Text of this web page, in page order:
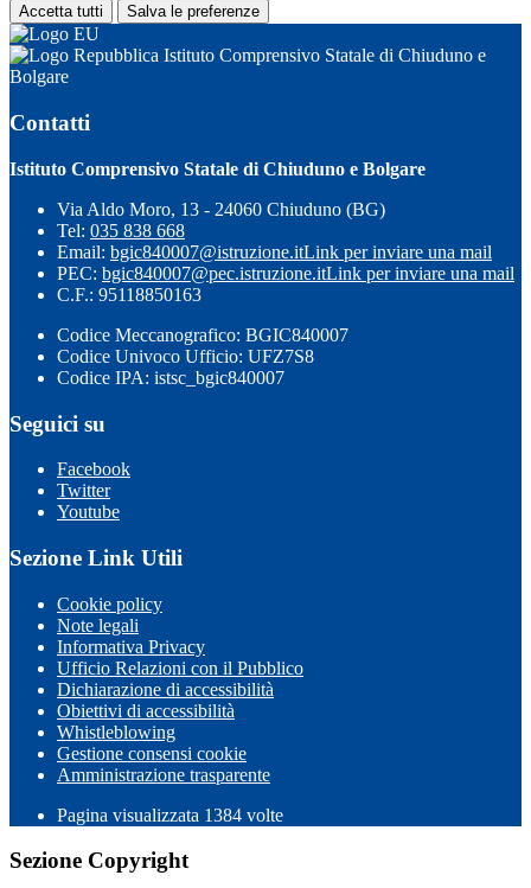
Accetta tutti Salva le preferenze
Istituto Comprensivo Statale di Chiuduno e
Bolgare
Contatti
Istituto Comprensivo Statale di Chiuduno e Bolgare
Via Aldo Moro, 13 - 24060 Chiuduno (BG)
Tel: 035 838 668
Email: bgic840007@istruzione.itLink per inviare una mail
PEC: bgic840007@pec.istruzione.itLink per inviare una mail
C.F.: 95118850163
Codice Meccanografico: BGIC840007
Codice Univoco Ufficio: UFZ7S8
Codice IPA: istsc_bgic840007
Seguici su
Facebook
Twitter
Youtube
Sezione Link Utili
Cookie policy
Note legali
Informativa Privacy
Ufficio Relazioni con il Pubblico
Dichiarazione di accessibilità
Obiettivi di accessibilità
Whistleblowing
Gestione consensi cookie
Amministrazione trasparente
Pagina visualizzata 1384 volte
Sezione Copyright